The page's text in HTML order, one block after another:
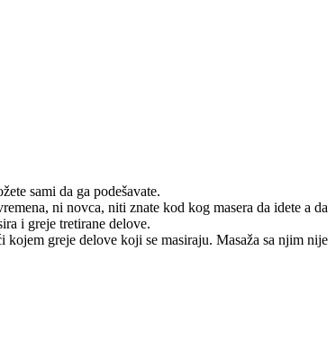
sami da ga podešavate.
ni novca, niti znate kod kog masera da idete a da
i greje tretirane delove.
greje delove koji se masiraju. Masaža sa njim nije